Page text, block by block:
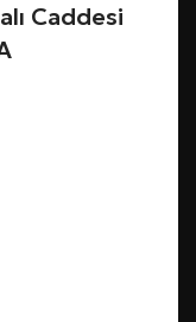
Caddesi